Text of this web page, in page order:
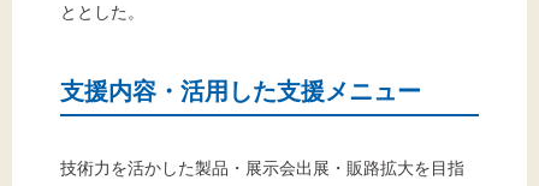
ととした。
支援内容・活用した支援メニュー
技術力を活かした製品・展示会出展・販路拡大を目指